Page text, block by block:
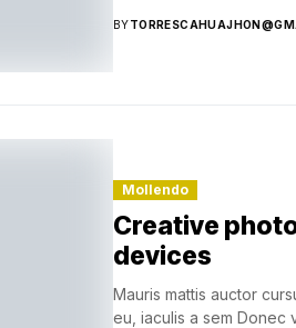
BY
Mollendo
Creative
devices
Mauris mattis auctor
eu, iaculis a sem Donec